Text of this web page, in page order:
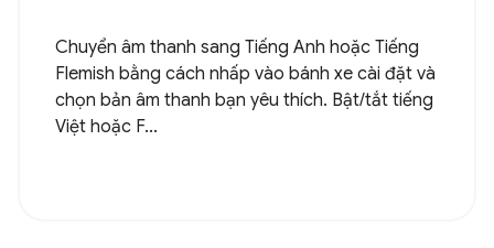
Chuyển âm thanh sang Tiếng Anh hoặc Tiếng
Flemish bằng cách nhấp vào bánh xe cài đặt và
chọn bản âm thanh bạn yêu thích. Bật/tắt tiếng
Việt hoặc F...